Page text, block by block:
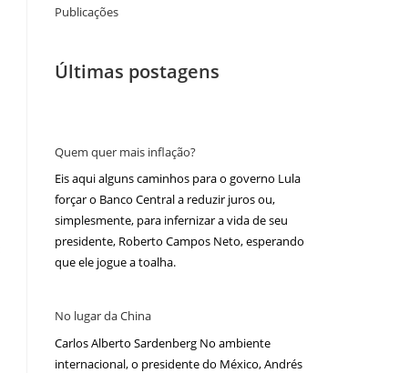
Publicações
Últimas postagens
Quem quer mais inflação?
Eis aqui alguns caminhos para o governo Lula
forçar o Banco Central a reduzir juros ou,
simplesmente, para infernizar a vida de seu
presidente, Roberto Campos Neto, esperando
que ele jogue a toalha.
No lugar da China
Carlos Alberto Sardenberg No ambiente
internacional, o presidente do México, Andrés